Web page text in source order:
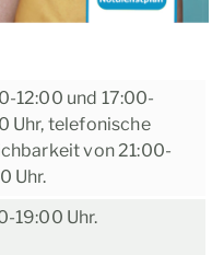
12:00 und 17:00-
Uhr, telefonische
von 21:00-
Uhr.
19:00 Uhr.